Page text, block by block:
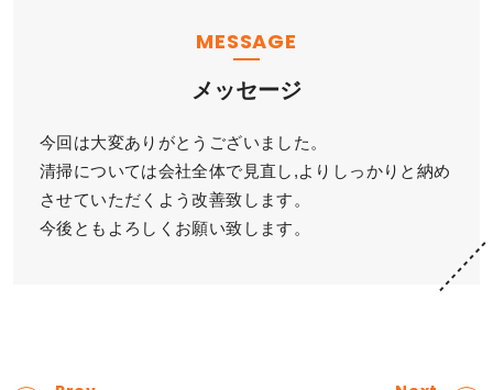
MESSAGE
メッセージ
今回は大変ありがとうございました。
清掃については会社全体で見直し,よりしっかりと納め
させていただくよう改善致します。
今後ともよろしくお願い致します。